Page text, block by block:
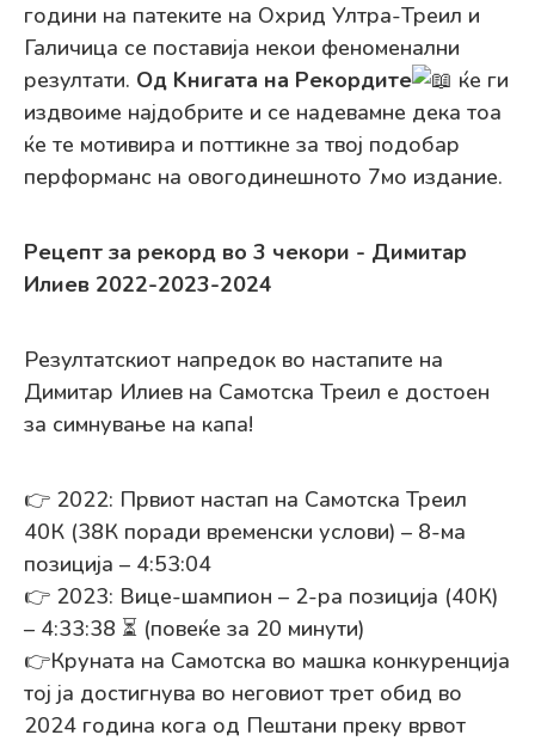
години на патеките на Охрид Ултра-Треил и
Галичица се поставија некои феноменални
резултати. Од Kнигата на Рекордите
ќе ги
издвоиме најдобрите и се надевамне дека тоа
ќе те мотивира и поттикне за твој подобар
перформанс на овогодинешното 7мо издание.
Рецепт за рекорд во 3 чекори - Димитар
Илиев 2022-2023-2024
Резултатскиот напредок во настапите на
Димитар Илиев на Самотска Треил е достоен
за симнување на капа!
👉 2022: Првиот настап на Самотска Треил
40К (38К поради временски услови) – 8-ма
позиција – 4:53:04
👉 2023: Вице-шампион – 2-ра позиција (40К)
– 4:33:38 ⏳ (повеќе за 20 минути)
👉Круната на Самотска во машка конкуренција
тој ја достигнува во неговиот трет обид во
2024 година кога од Пештани преку врвот